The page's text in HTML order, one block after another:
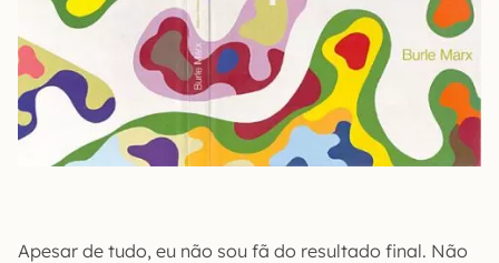
Apesar de tudo, eu não sou fã do resultado final. Não